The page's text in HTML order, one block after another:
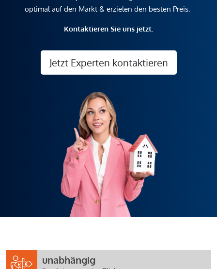
optimal auf den Markt & erzielen den besten Preis.
Kontaktieren Sie uns jetzt.
Jetzt Experten kontaktieren
unabhängig